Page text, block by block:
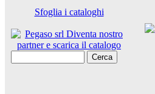
Sfoglia i cataloghi
Cerca